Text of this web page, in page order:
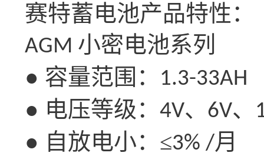
赛特蓄电池产品特性：
AGM 小密电池系列
● 容量范围：
1.3-33AH
● 电压等级： 4V、 6V、
● 自放电小：≤3% /月